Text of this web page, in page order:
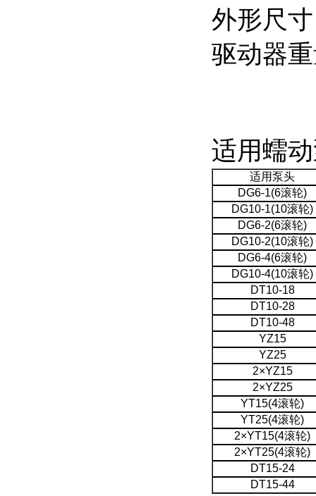
外形尺
驱动器
适用蠕
适用泵头
DG6-1(6滚轮)
DG10-1(10滚轮)
DG6-2(6滚轮)
DG10-2(10滚轮)
DG6-4(6滚轮)
DG10-4(10滚轮)
DT10-18
DT10-28
DT10-48
YZ15
YZ25
2×YZ15
2×YZ25
YT15(4滚轮)
YT25(4滚轮)
2×YT15(4滚轮)
2×YT25(4滚轮)
DT15-24
DT15-44